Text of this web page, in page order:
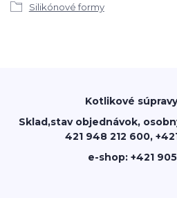
Silikónové formy
Kotlikové
Sklad,stav objednávok,
421 948 212 600,
e-shop: +421